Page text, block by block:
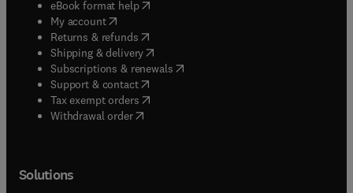
eBook format help( opens in new tab/window
My account( opens in new tab/window
Returns & refunds( opens in new tab/window
Shipping & delivery(opens in new tab/window
Subscriptions & renewals( opens in new tab/window
Support & contact( opens in new tab/window
Tax exempt orders( opens in new tab/window
Withdrawal order
Solutions